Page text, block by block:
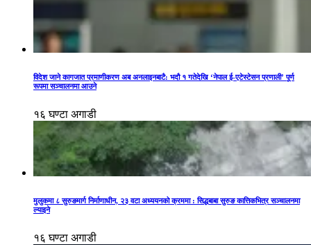
विदेश जाने कागजात प्रमाणीकरण अब अनलाइनबाटै: भदौ १ गतेदेखि ‘नेपाल ई-एटेस्टेसन प्रणाली’ पूर्ण
रूपमा सञ्चालनमा आउने
१६ घण्टा अगाडी
मुलुकमा ८ सुरुङमार्ग निर्माणाधीन, २३ वटा अध्ययनको क्रममा : सिद्धबाबा सुरुङ कात्तिकभित्र सञ्चालनमा
ल्याइने
१६ घण्टा अगाडी